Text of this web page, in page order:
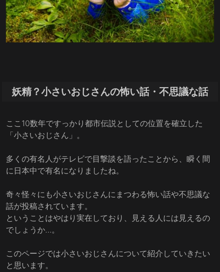
妖精？小さいおじさんの怖い話・不思議な話
ここ10数年ですっかり都市伝説としての位置を確立した
「小さいおじさん」。
多くの有名人がテレビで目撃談を語ったことから、瞬く間
に日本中で有名になりましたね。
奇々怪々にも小さいおじさんにまつわる怖い話や不思議な
話が投稿されています。
ということはやはり実在しており、見える人には見えるの
でしょうか…。
このページでは小さいおじさんについて紹介していきたい
と思います。